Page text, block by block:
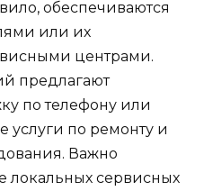
обеспечиваются
или их
центрами.
предлагают
по телефону или
услуги по ремонту и
Важно
локальных сервисных